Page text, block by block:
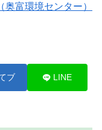
富環境センター）
ブ LINE